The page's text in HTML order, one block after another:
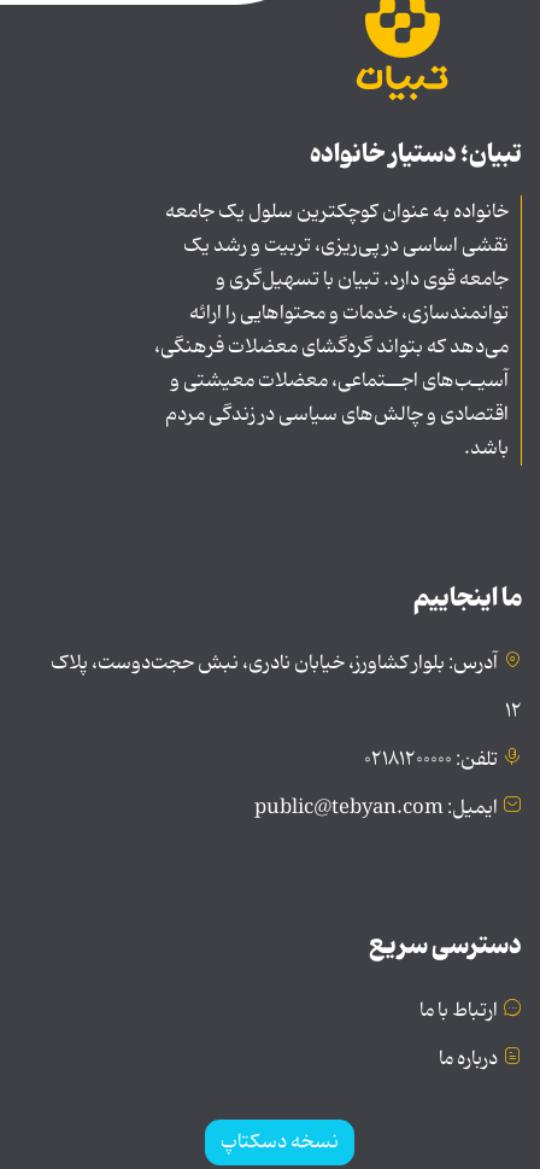
تبیان؛ دستیار خانواده
خانواده به عنوان کوچکترین سلول یک جامعه
نقشی اساسی در پی‌ریزی، تربیت و رشد یک
جامعه قوی دارد. تبیان با تسهیل‌گری و
توانمندسازی، خدمات و محتواهایی را ارائه
می‌دهد که بتواند گره‌گشای معضلات فرهنگی،
آسیـب‌های اجــتماعی، معضلات معیشتی و
اقتصادی و چالش‌های سیاسی در زندگی مردم
باشد.
ما اینجاییم
آدرس: بلوار کشاورز، خیابان نادری، نبش حجت‌دوست، پلاک
۱۲
تلفن: ۰۲۱۸۱۲۰۰۰۰۰
ایمیل: public@tebyan.com
دسترسی سریع
ارتباط با ما
درباره ما
نسخه دسکتاپ